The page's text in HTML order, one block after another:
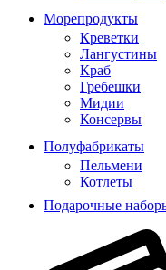
Морепродукты
Креветки
Лангустины
Краб
Гребешки
Мидии
Консервы
Полуфабрикаты
Пельмени
Котлеты
Подарочные